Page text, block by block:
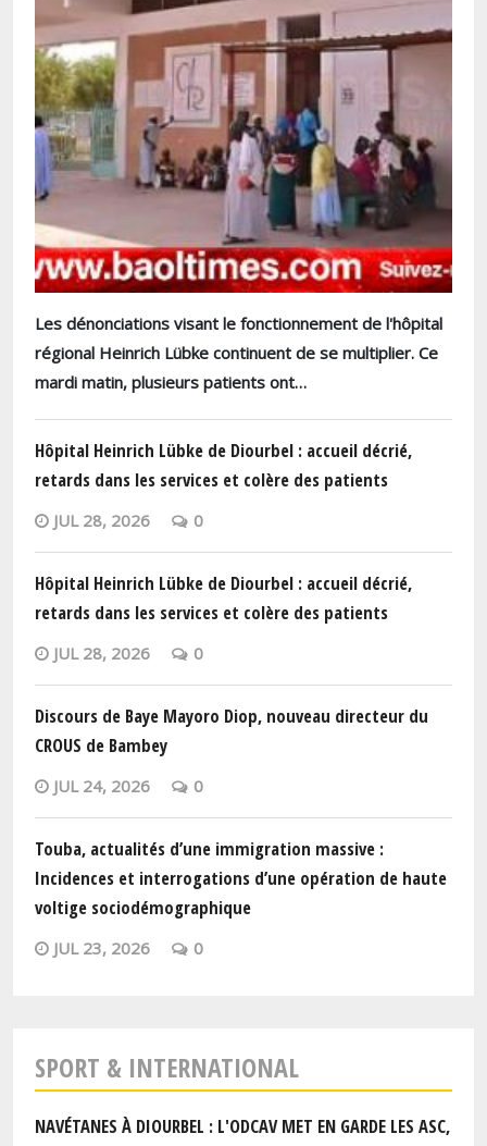
Les dénonciations visant le fonctionnement de l'hôpital
régional Heinrich Lübke continuent de se multiplier. Ce
mardi matin, plusieurs patients ont…
Hôpital Heinrich Lübke de Diourbel : accueil décrié,
retards dans les services et colère des patients
JUL 28, 2026 0
Hôpital Heinrich Lübke de Diourbel : accueil décrié,
retards dans les services et colère des patients
JUL 28, 2026 0
Discours de Baye Mayoro Diop, nouveau directeur du
CROUS de Bambey
JUL 24, 2026 0
Touba, actualités d’une immigration massive :
Incidences et interrogations d’une opération de haute
voltige sociodémographique
JUL 23, 2026 0
SPORT & INTERNATIONAL
NAVÉTANES À DIOURBEL : L'ODCAV MET EN GARDE LES ASC,